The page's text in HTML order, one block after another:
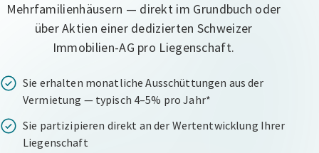
Mehrfamilienhäusern — direkt im Grundbuch oder
über Aktien einer dedizierten Schweizer
Immobilien-AG pro Liegenschaft.
Sie erhalten monatliche Ausschüttungen aus der
Vermietung — typisch 4–5% pro Jahr*
Sie partizipieren direkt an der Wertentwicklung Ihrer
Liegenschaft